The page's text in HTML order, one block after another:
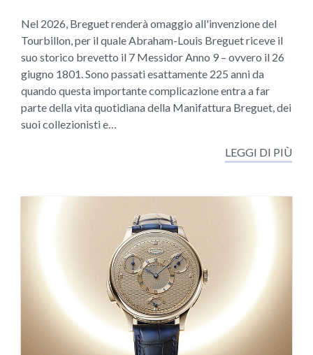
Nel 2026, Breguet renderà omaggio all'invenzione del
Tourbillon, per il quale Abraham-Louis Breguet riceve il
suo storico brevetto il 7 Messidor Anno 9 – ovvero il 26
giugno 1801. Sono passati esattamente 225 anni da
quando questa importante complicazione entra a far
parte della vita quotidiana della Manifattura Breguet, dei
suoi collezionisti e…
LEGGI DI PIÙ